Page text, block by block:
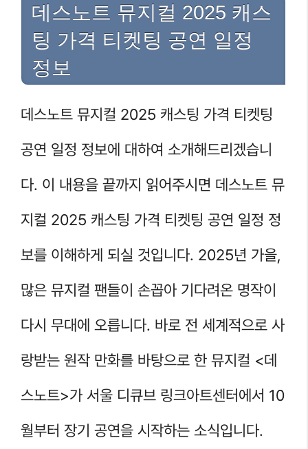
데스노트 뮤지컬 2025 캐스
팅 가격 티켓팅 공연 일정
정보
데스노트 뮤지컬 2025 캐스팅 가격 티켓팅
공연 일정 정보에 대하여 소개해드리겠습니
다. 이 내용을 끝까지 읽어주시면 데스노트 뮤
지컬 2025 캐스팅 가격 티켓팅 공연 일정 정
보를 이해하게 되실 것입니다. 2025년 가을,
많은 뮤지컬 팬들이 손꼽아 기다려온 명작이
다시 무대에 오릅니다. 바로 전 세계적으로 사
랑받는 원작 만화를 바탕으로 한 뮤지컬 <데
스노트>가 서울 디큐브 링크아트센터에서 10
월부터 장기 공연을 시작하는 소식입니다.